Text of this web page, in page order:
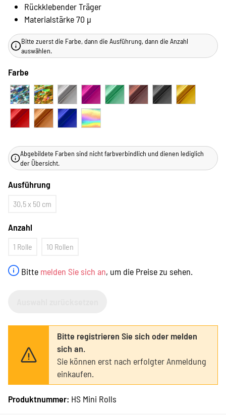
Rückklebender Träger
Materialstärke 70 µ
Bitte melden Sie sich an, um die Preise zu sehen.
Bitte zuerst die Farbe, dann die Ausführung, dann die Anzahl
auswählen.
Farbe
Abgebildete Farben sind nicht farbverbindlich und dienen lediglich
der Übersicht.
Ausführung
30,5 x 50 cm
Anzahl
1 Rolle 10 Rollen
Bitte registrieren Sie sich oder melden
sich an.
Sie können erst nach erfolgter Anmeldung
einkaufen.
Produktnummer: HS Mini Rolls